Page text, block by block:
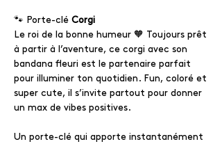
🐾 Porte-clé Corgi
Le roi de la bonne humeur 🧡 Toujours prêt
à partir à l’aventure, ce corgi avec son
bandana fleuri est le partenaire parfait
pour illuminer ton quotidien. Fun, coloré et
super cute, il s’invite partout pour donner
un max de vibes positives.
Un porte-clé qui apporte instantanément